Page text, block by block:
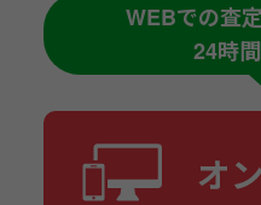
WEBでの査
24時